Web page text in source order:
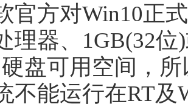
方对Win10正式
理器、1GB(32
盘可用空间，
不能运行在RT及